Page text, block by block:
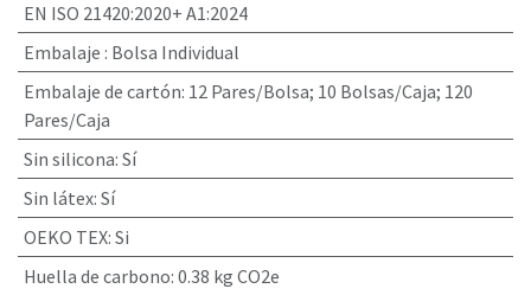
EN ISO 21420:2020+ A1:2024
Embalaje : Bolsa Individual
Embalaje de cartón: 12 Pares/Bolsa; 10 Bolsas/Caja; 120
Pares/Caja
Sin silicona: Sí
Sin látex: Sí
OEKO TEX: Si
Huella de carbono: 0.38 kg CO2e